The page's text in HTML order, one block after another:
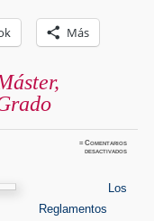
Más
≈Comentarios
desactivadosen
Los
Reglamentos